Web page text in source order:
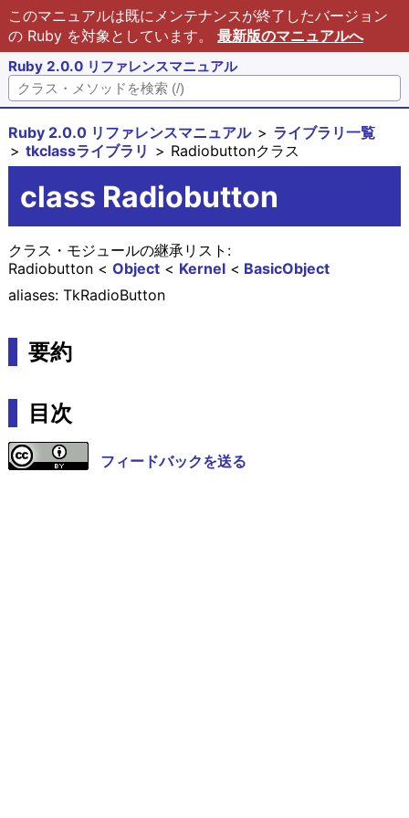
このマニュアルは既にメンテナンスが終了したバージョン
の Ruby を対象としています。 最新版のマニュアルへ
Ruby 2.0.0 リファレンスマニュアル
Ruby 2.0.0 リファレンスマニュアル
ライブラリ一覧
tkclassライブラリ
Radiobuttonクラス
class Radiobutton
クラス・モジュールの継承リスト:
BasicObject
Kernel
Object
Radiobutton
aliases: TkRadioButton
要約
目次
フィードバックを送る